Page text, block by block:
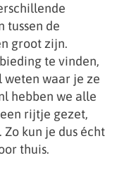
tussen de
groot zijn.
te vinden,
waar je ze
hebben we alle
rijtje gezet,
kun je dus écht
thuis.